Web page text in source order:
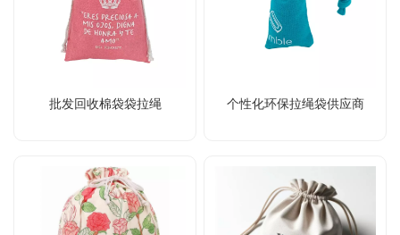
批发回收棉袋袋拉绳 个性化环保拉绳袋供应商